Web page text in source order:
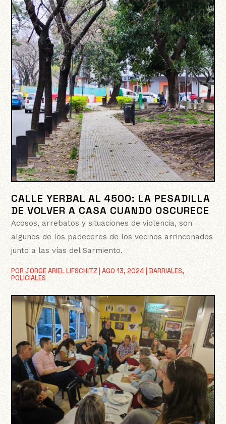
CALLE YERBAL AL 4500: LA PESADILLA
DE VOLVER A CASA CUANDO OSCURECE
PORJORGE ARIEL LIFSCHITZ |AGO 13, 2024 |BARRIALES,
POLICIALES
Acosos, arrebatos y situaciones de violencia, son
algunos de los padeceres de los vecinos arrinconados
junto a las vías del Sarmiento.